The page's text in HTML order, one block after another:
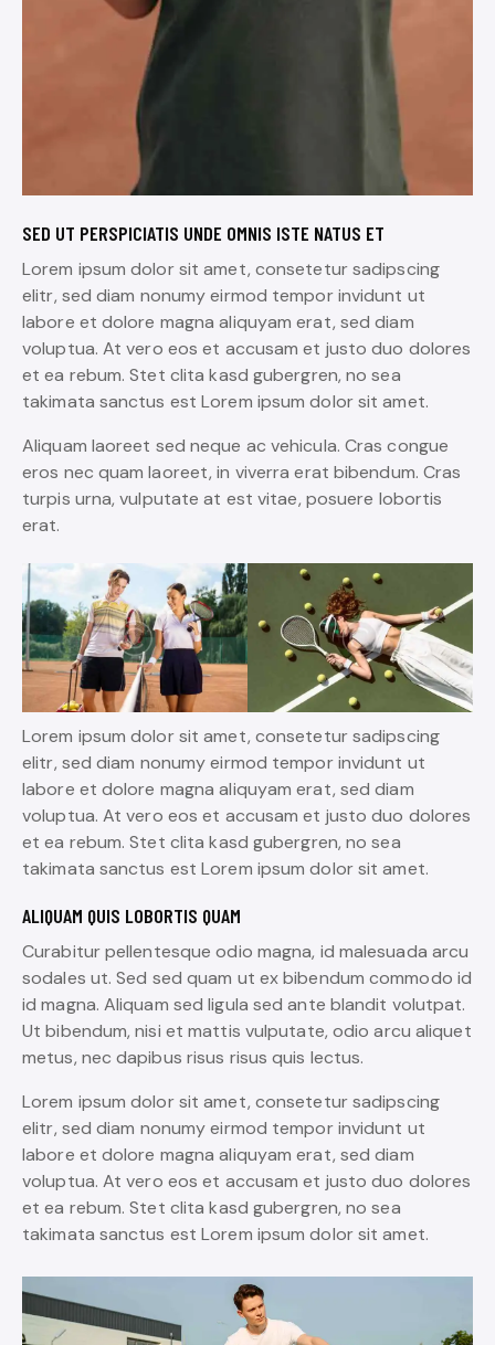
SED UT PERSPICIATIS UNDE OMNIS ISTE NATUS ET
Lorem ipsum dolor sit amet, consetetur sadipscing
elitr, sed diam nonumy eirmod tempor invidunt ut
labore et dolore magna aliquyam erat, sed diam
voluptua. At vero eos et accusam et justo duo dolores
et ea rebum. Stet clita kasd gubergren, no sea
takimata sanctus est Lorem ipsum dolor sit amet.
Aliquam laoreet sed neque ac vehicula. Cras congue
eros nec quam laoreet, in viverra erat bibendum. Cras
turpis urna, vulputate at est vitae, posuere lobortis
erat.
Lorem ipsum dolor sit amet, consetetur sadipscing
elitr, sed diam nonumy eirmod tempor invidunt ut
labore et dolore magna aliquyam erat, sed diam
voluptua. At vero eos et accusam et justo duo dolores
et ea rebum. Stet clita kasd gubergren, no sea
takimata sanctus est Lorem ipsum dolor sit amet.
ALIQUAM QUIS LOBORTIS QUAM
Curabitur pellentesque odio magna, id malesuada arcu
sodales ut. Sed sed quam ut ex bibendum commodo id
id magna. Aliquam sed ligula sed ante blandit volutpat.
Ut bibendum, nisi et mattis vulputate, odio arcu aliquet
metus, nec dapibus risus risus quis lectus.
Lorem ipsum dolor sit amet, consetetur sadipscing
elitr, sed diam nonumy eirmod tempor invidunt ut
labore et dolore magna aliquyam erat, sed diam
voluptua. At vero eos et accusam et justo duo dolores
et ea rebum. Stet clita kasd gubergren, no sea
takimata sanctus est Lorem ipsum dolor sit amet.